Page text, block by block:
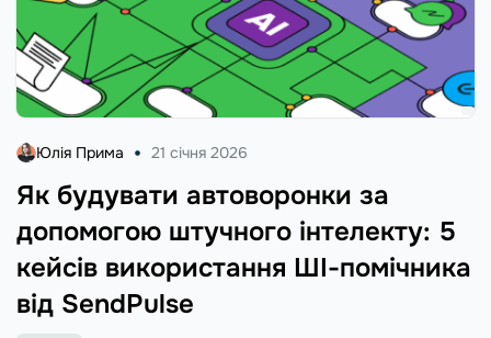
Як будувати автоворонки за
допомогою штучного інтелекту: 5
кейсів використання ШІ-помічника
від SendPulse
Юлія Прима 21 січня 2026